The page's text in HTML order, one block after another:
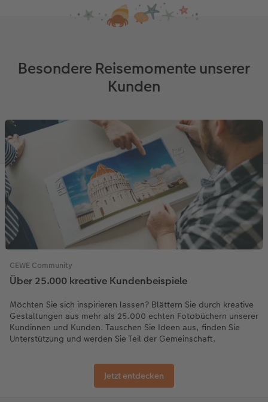
Besondere Reisemomente unserer
Kunden
CEWE Community
Über 25.000 kreative Kundenbeispiele
Möchten Sie sich inspirieren lassen? Blättern Sie durch kreative
Gestaltungen aus mehr als 25.000 echten Fotobüchern unserer
Kundinnen und Kunden. Tauschen Sie Ideen aus, finden Sie
Unterstützung und werden Sie Teil der Gemeinschaft.
Jetzt entdecken